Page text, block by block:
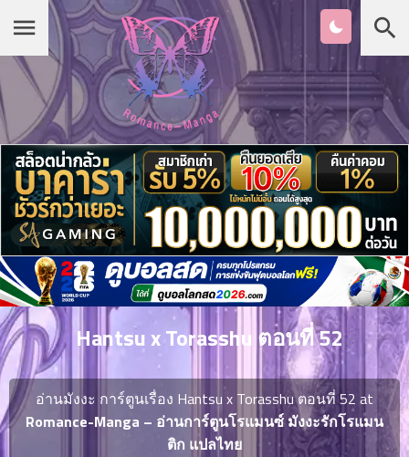
หน้าแรก
หมวดมังงะ
รายชื่อมังงะ Romance
เกาหลี
จีน
ญี่ปุ่น
Hantsu x Torasshu ตอนที่ 52
อ่านมังงะ การ์ตูนเรื่อง Hantsu x Torasshu ตอนที่ 52 at
Romance-Manga – อ่านการ์ตูนโรแมนซ์ มังงะรักโรแมน
ติก แปลไทย
Chapter
List
ตอน
น
2
ตอน
ที่
น
3
ตอน
ที่
ม
4
ตอน
ที่
ม
5
ตอน